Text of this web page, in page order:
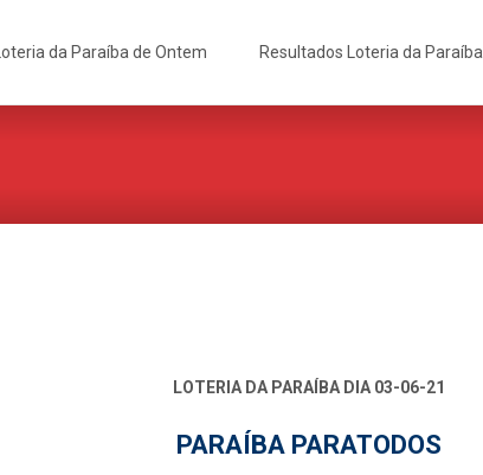
Loteria da Paraíba de Ontem Resultados Loteria da Paraíba
LOTERIA DA PARAÍBA DIA 03-06-21
PARAÍBA PARATODOS